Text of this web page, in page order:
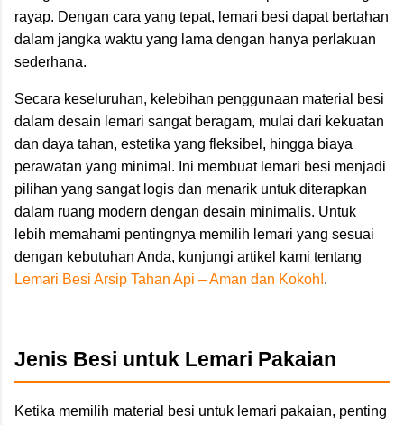
rayap. Dengan cara yang tepat, lemari besi dapat bertahan
dalam jangka waktu yang lama dengan hanya perlakuan
sederhana.
Secara keseluruhan, kelebihan penggunaan material besi
dalam desain lemari sangat beragam, mulai dari kekuatan
dan daya tahan, estetika yang fleksibel, hingga biaya
perawatan yang minimal. Ini membuat lemari besi menjadi
pilihan yang sangat logis dan menarik untuk diterapkan
dalam ruang modern dengan desain minimalis. Untuk
lebih memahami pentingnya memilih lemari yang sesuai
dengan kebutuhan Anda, kunjungi artikel kami tentang
Lemari Besi Arsip Tahan Api – Aman dan Kokoh!.
Jenis Besi untuk Lemari Pakaian
Ketika memilih material besi untuk lemari pakaian, penting